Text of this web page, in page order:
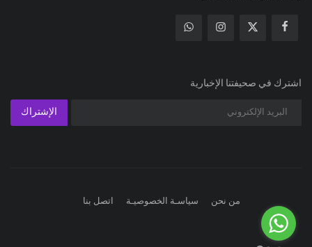
اشترك في صحيفتنا الإخبارية
الإشتراك
من نحن سياسـة الخصوصيـة اتصل بنا